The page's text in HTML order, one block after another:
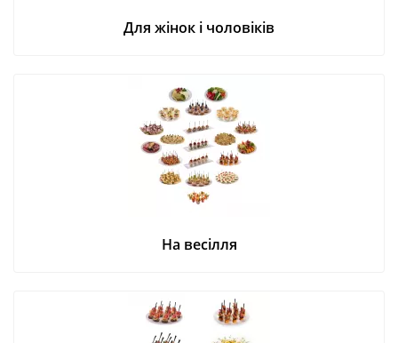
Для жінок і чоловіків
На весілля